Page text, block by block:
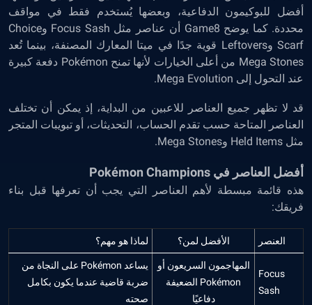
أفضل للبوكيمون الدفاعية، وبعضها يُستخدم فقط في مواقف
محددة. كما يوضح Game8 أن عناصر مثل Focus Sash وChoice
Scarf وLeftovers قوية جدًا في ميتا المعارك المصنفة، بينما تُعد
Mega Stones من أعلى الخيارات لأنها تمنح Pokémon دفعة كبيرة
عند التحول إلى Mega Evolution.
قد لا تظهر جميع العناصر للاعبين من البداية، إذ يمكن أن تختلف
العناصر المتاحة حسب تقدم الحساب، التحديثات، أو تبويبات المتجر
مثل Held Items وMega Stones.
أفضل العناصر في Pokémon Champions
هذه قائمة مبسطة لأهم العناصر التي يجب أن تعرفها قبل بناء
فريقك:
العنصر الأفضل لمن؟ لماذا هو مهم؟
Focus
Sash
المهاجمون السريعون أو
Pokémon الضعيفة
دفاعيًا
يساعد Pokémon على النجاة من
ضربة قاضية عندما يكون بكامل
صحته